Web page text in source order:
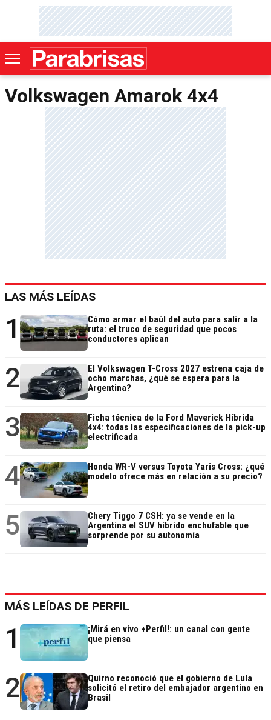
Volkswagen Amarok 4x4
LAS MÁS LEÍDAS
1
Cómo armar el baúl del auto para salir a la
ruta: el truco de seguridad que pocos
conductores aplican
2
El Volkswagen T-Cross 2027 estrena caja de
ocho marchas, ¿qué se espera para la
Argentina?
3
Ficha técnica de la Ford Maverick Híbrida
4x4: todas las especificaciones de la pick-up
electrificada
4
Honda WR-V versus Toyota Yaris Cross: ¿qué
modelo ofrece más en relación a su precio?
5
Chery Tiggo 7 CSH: ya se vende en la
Argentina el SUV híbrido enchufable que
sorprende por su autonomía
MÁS LEÍDAS DE PERFIL
1
¡Mirá en vivo +Perfil!: un canal con gente
que piensa
2
Quirno reconoció que el gobierno de Lula
solicitó el retiro del embajador argentino en
Brasil